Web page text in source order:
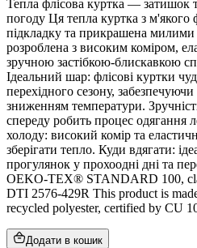
Тепла флісова куртка — затишок
погоду Ця тепла куртка з м'якого
підкладку та прикрашена
розроблена з високим коміром,
зручною застібкою-блискавкою
Ідеальний шар: флісові куртки
перехідного сезону,
зниженням температури.
спереду робить процес одягання
холоду: високий комір та
зберігати тепло. Куди вдягати:
прогулянок у прохоодні дні та
OEKO-TEX® STANDARD 100,
DTI 2576-429R This product is
recycled polyester, certified by CU
Додати в кошик